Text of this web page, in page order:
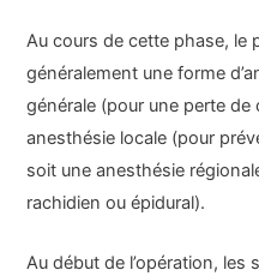
Au cours de cette phase, le
généralement une forme
générale (pour une perte
anesthésie locale (pour
soit une anesthésie
rachidien ou épidural).
Au début de l’opération,